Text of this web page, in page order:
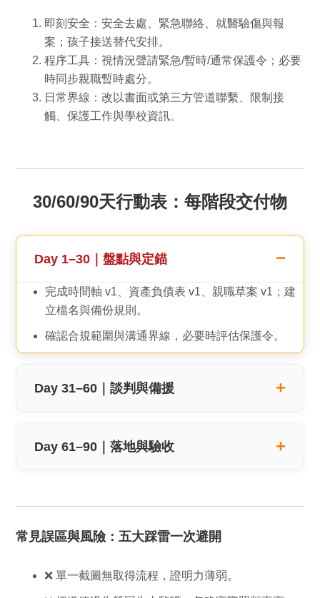
即刻安全：安全去處、緊急聯絡、就醫驗傷與報
案；孩子接送替代安排。
程序工具：視情況聲請緊急/暫時/通常保護令；必要
時同步親職暫時處分。
日常界線：改以書面或第三方管道聯繫、限制接
觸、保護工作與學校資訊。
30/60/90天行動表：每階段交付物
Day 1–30｜盤點與定錨
完成時間軸 v1、資產負債表 v1、親職草案 v1；建
立檔名與備份規則。
確認合規範圍與溝通界線，必要時評估保護令。
Day 31–60｜談判與備援
Day 61–90｜落地與驗收
常見誤區與風險：五大踩雷一次避開
❌ 單一截圖無取得流程，證明力薄弱。